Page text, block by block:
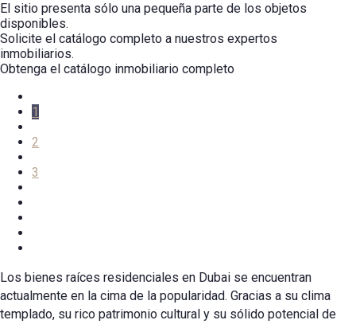
El sitio presenta sólo una pequeña parte de los objetos
disponibles.
Solicite el catálogo completo a nuestros expertos
inmobiliarios.
Obtenga el catálogo inmobiliario completo
1
2
3
Los bienes raíces residenciales en Dubai se encuentran
actualmente en la cima de la popularidad. Gracias a su clima
templado, su rico patrimonio cultural y su sólido potencial de